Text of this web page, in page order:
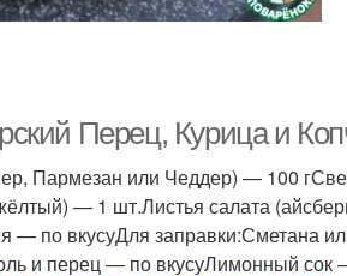
Перец, Курица и
Пармезан или Чеддер) — 100
— 1 шт.Листья салата
по вкусуДля заправки:Сметана
и перец — по вкусуЛимонный сок